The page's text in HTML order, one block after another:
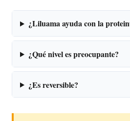
¿Liluama ayuda con la
¿Qué nivel es preocupante?
¿Es reversible?